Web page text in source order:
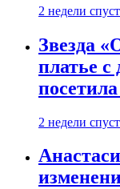
2 недели
Звезда
платье с
2 недели